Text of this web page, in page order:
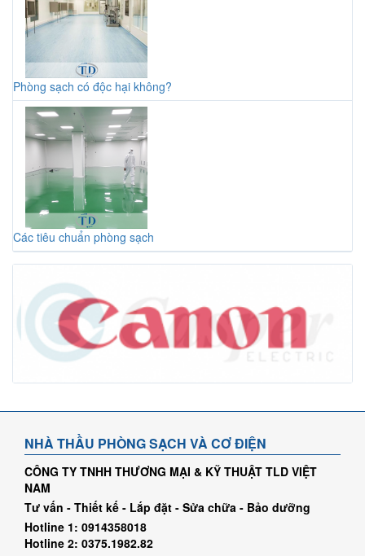
Phòng sạch có độc hại không?
Các tiêu chuẩn phòng sạch
NHÀ THẦU PHÒNG SẠCH VÀ CƠ ĐIỆN
CÔNG TY TNHH THƯƠNG MẠI & KỸ THUẬT TLD VIỆT
NAM
Tư vấn - Thiết kế - Lắp đặt - Sửa chữa - Bảo dưỡng
Hotline 1: 0914358018
Hotline 2: 0375.1982.82